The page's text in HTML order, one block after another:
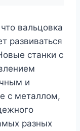
вальцовка
развиваться
станки с
и
с металлом,
разных